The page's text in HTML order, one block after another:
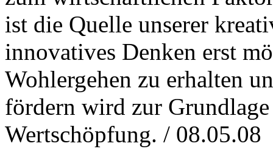
ist die Quelle unserer
innovatives Denken erst
Wohlergehen zu erhalten
fördern wird zur
Wertschöpfung. / 08.05.08